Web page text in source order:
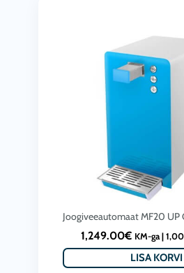
Joogiveeautomaat MF20 UP
1,249.00€ KM-ga |
LISA KORVI